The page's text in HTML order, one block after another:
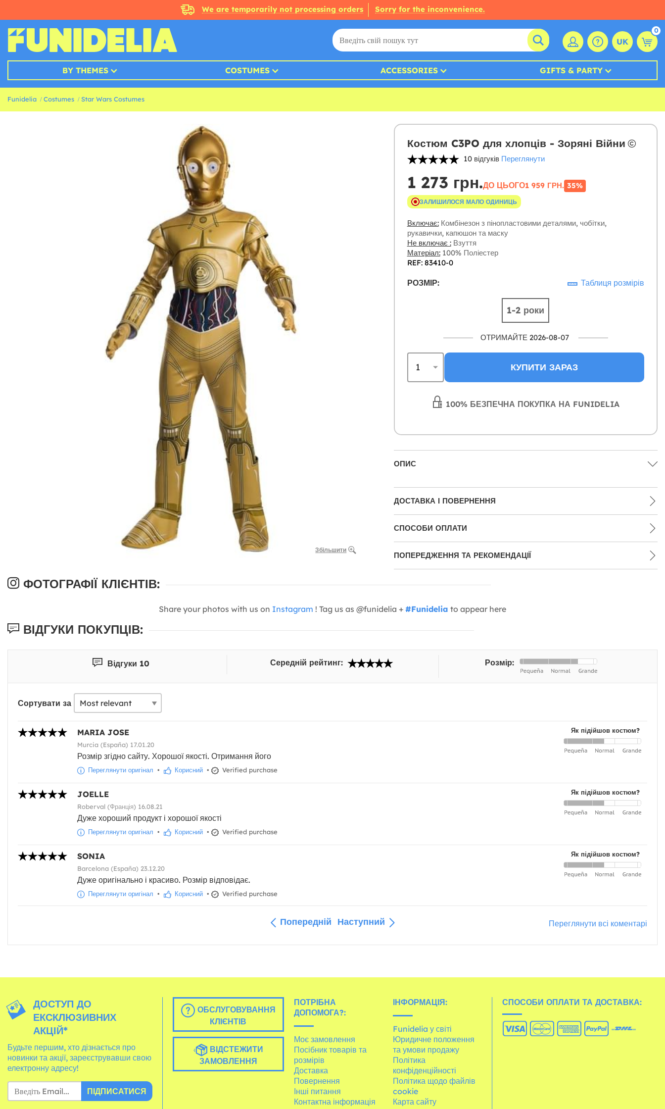
We are temporarily not processing orders Sorry for the inconvenience.
UK
0
BY THEMES COSTUMES ACCESSORIES GIFTS & PARTY
Funidelia Costumes Star Wars Costumes
Збільшити
Костюм C3PO для хлопців - Зоряні Війни
10 відгуків Переглянути
1 273 грн.ДО ЦЬОГО1 959 ГРН. 35%
ЗАЛИШИЛОСЯ МАЛО ОДИНИЦЬ
Включає:Комбінезон з пінопластовими деталями, чобітки,
рукавички, капюшон та маску
Не включає :Взуття
Матеріал:100% Поліестер
REF: 83410-0
РОЗМІР: Таблиця розмірів
1-2 роки
ОТРИМАЙТЕ 2026-08-07
КУПИТИ ЗАРАЗ
100% БЕЗПЕЧНА ПОКУПКА НА FUNIDELIA
ОПИС
ДОСТАВКА І ПОВЕРНЕННЯ
СПОСОБИ ОПЛАТИ
ПОПЕРЕДЖЕННЯ ТА РЕКОМЕНДАЦІЇ
ФОТОГРАФІЇ КЛІЄНТІВ:
Share your photos with us on Instagram ! Tag us as @funidelia + #Funidelia to appear here
ВІДГУКИ ПОКУПЦІВ:
Відгуки 10 Середній рейтинг: Розмір:
Сортувати за
Як підійшов костюм?
MARIA JOSE
Murcia (España) 17.01.20
Розмір згідно сайту. Хорошої якості. Отримання його
Переглянути оригінал • Корисний • Verified purchase
Як підійшов костюм?
JOELLE
Roberval (Франція) 16.08.21
Дуже хороший продукт і хорошої якості
Переглянути оригінал • Корисний • Verified purchase
Як підійшов костюм?
SONIA
Barcelona (España) 23.12.20
Дуже оригінально і красиво. Розмір відповідає.
Переглянути оригінал • Корисний • Verified purchase
Попередній Наступний Переглянути всі коментарі
ДОСТУП ДО
ЕКСКЛЮЗИВНИХ
АКЦІЙ*
Будьте першим, хто дізнається про
новинки та акції, зареєструвавши свою
електронну адресу!
ПІДПИСАТИСЯ
ОБСЛУГОВУВАННЯ
КЛІЄНТІВ
ВІДСТЕЖИТИ
ЗАМОВЛЕННЯ
ПОТРІБНА
ДОПОМОГА?:
Моє замовлення
Посібник товарів та
розмірів
Доставка
Повернення
Інші питання
Контактна інформація
ІНФОРМАЦІЯ:
Funidelia у світі
Юридичне положення
та умови продажу
Політика
конфіденційності
Політика щодо файлів
cookie
Карта сайту
СПОСОБИ ОПЛАТИ ТА ДОСТАВКА: